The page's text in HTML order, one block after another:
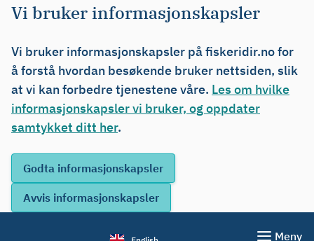
Vi bruker informasjonskapsler
Vi bruker informasjonskapsler på fiskeridir.no for
å forstå hvordan besøkende bruker nettsiden, slik
at vi kan forbedre tjenestene våre. Les om hvilke
informasjonskapsler vi bruker, og oppdater
samtykket ditt her.
Meny